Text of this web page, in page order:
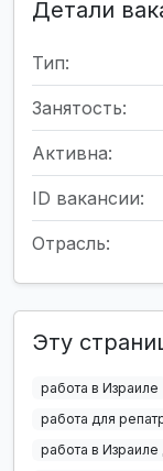
Детали
Тип:
Занятость:
Активна:
ID вакансии:
Отрасль:
Эту
работа в Израиле
работа для
работа в Израиле